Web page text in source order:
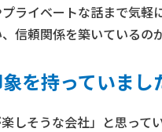
ライベートな話まで気軽
信頼関係を築いているの
を持っていまし
しそうな会社」と思ってい